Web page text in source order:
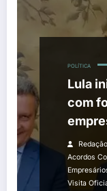
POLÍTICA
Lula
com
Acordos
Visita